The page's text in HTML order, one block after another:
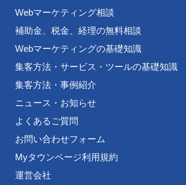
Webマーケティング相談
補助金、税金、経理の無料相談
Webマーケティングの基礎知識
集客方法・サービス・ツールの基礎知識
集客方法・事例紹介
ニュース・お知らせ
よくあるご質問
お問い合わせフォーム
Myタウンページ利用規約
運営会社